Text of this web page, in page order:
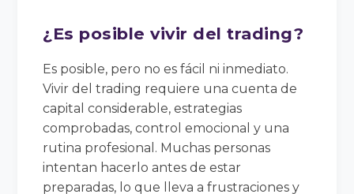
¿Es posible vivir del trading?
Es posible, pero no es fácil ni inmediato.
Vivir del trading requiere una cuenta de
capital considerable, estrategias
comprobadas, control emocional y una
rutina profesional. Muchas personas
intentan hacerlo antes de estar
preparadas, lo que lleva a frustraciones y